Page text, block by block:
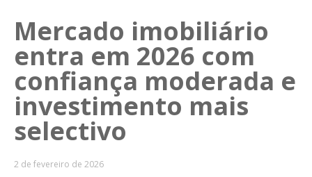
Mercado imobiliário
entra em 2026 com
confiança moderada e
investimento mais
selectivo
2 de fevereiro de 2026